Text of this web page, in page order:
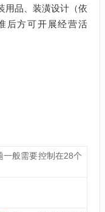
用品、装潢设计（依
后方可开展经营活
一般需要控制在28个